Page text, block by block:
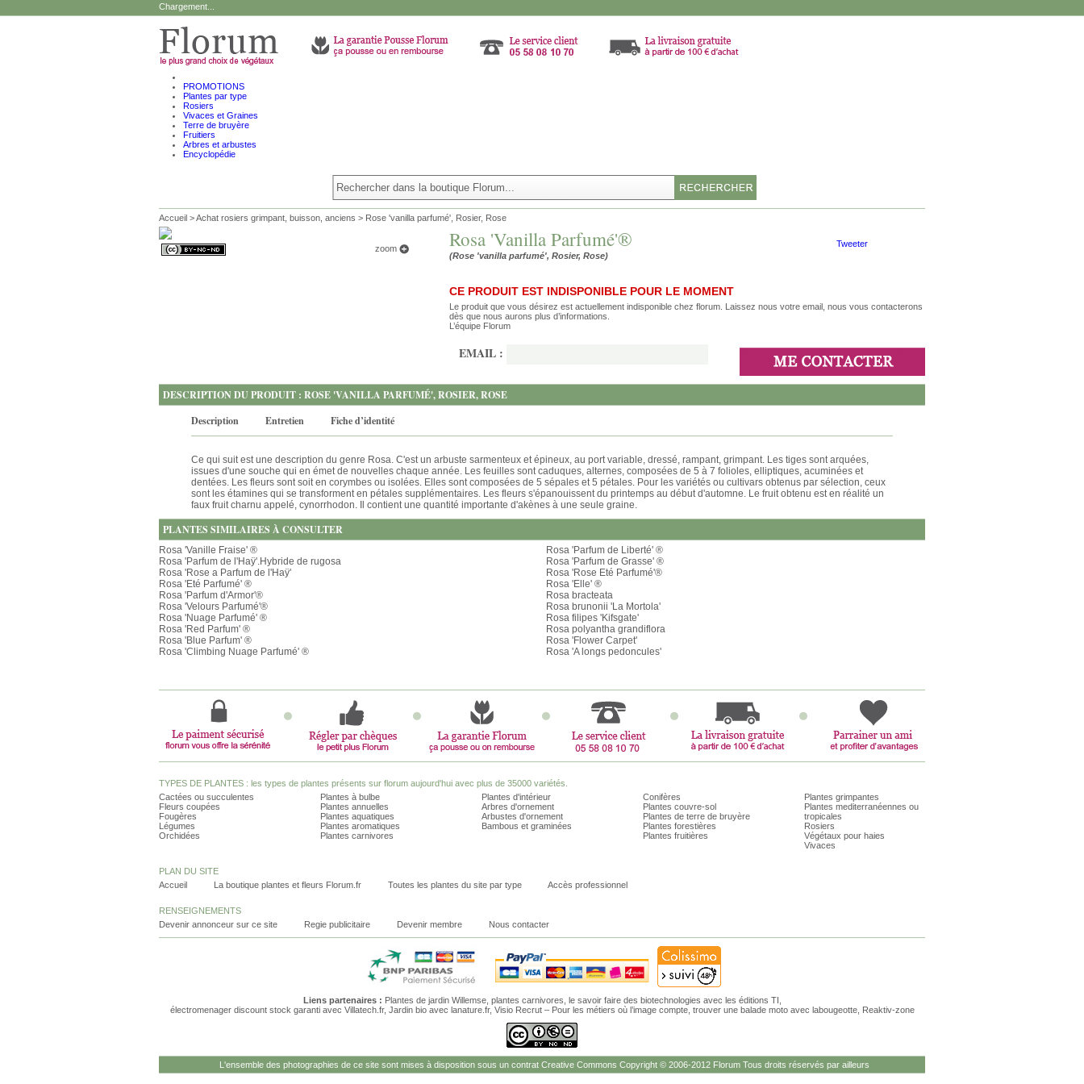
Chargement...
PROMOTIONS
Plantes par type
Rosiers
Vivaces et Graines
Terre de bruyère
Fruitiers
Arbres et arbustes
Encyclopédie
Accueil >Achat rosiers grimpant, buisson, anciens > Rose 'vanilla parfumé', Rosier, Rose
zoom Rosa 'Vanilla Parfumé'®
(Rose 'vanilla parfumé', Rosier, Rose)
Tweeter
CE PRODUIT EST INDISPONIBLE POUR LE MOMENT
Le produit que vous désirez est actuellement indisponible chez florum. Laissez nous votre email, nous vous contacterons
dès que nous aurons plus d’informations.
L’équipe Florum
EMAIL :
DESCRIPTION DU PRODUIT : ROSE 'VANILLA PARFUMÉ', ROSIER, ROSE
Description
Entretien Fiche d’identité
Ce qui suit est une description du genre Rosa. C'est un arbuste sarmenteux et épineux, au port variable, dressé, rampant, grimpant. Les tiges sont arquées,
issues d'une souche qui en émet de nouvelles chaque année. Les feuilles sont caduques, alternes, composées de 5 à 7 folioles, elliptiques, acuminées et
dentées. Les fleurs sont soit en corymbes ou isolées. Elles sont composées de 5 sépales et 5 pétales. Pour les variétés ou cultivars obtenus par sélection, ceux
sont les étamines qui se transforment en pétales supplémentaires. Les fleurs s'épanouissent du printemps au début d'automne. Le fruit obtenu est en réalité un
faux fruit charnu appelé, cynorrhodon. Il contient une quantité importante d'akènes à une seule graine.
PLANTES SIMILAIRES À CONSULTER
Rosa 'Vanille Fraise' ®
Rosa 'Parfum de l'Haÿ'.Hybride de rugosa
Rosa 'Rose a Parfum de l'Haÿ'
Rosa 'Eté Parfumé' ®
Rosa 'Parfum d'Armor'®
Rosa 'Velours Parfumé'®
Rosa 'Nuage Parfumé' ®
Rosa 'Red Parfum' ®
Rosa 'Blue Parfum' ®
Rosa 'Climbing Nuage Parfumé' ®
Rosa 'Parfum de Liberté' ®
Rosa 'Parfum de Grasse' ®
Rosa 'Rose Eté Parfumé'®
Rosa 'Elle' ®
Rosa bracteata
Rosa brunonii 'La Mortola'
Rosa filipes 'Kifsgate'
Rosa polyantha grandiflora
Rosa 'Flower Carpet'
Rosa 'A longs pedoncules'
TYPES DE PLANTES : les types de plantes présents sur florum aujourd'hui avec plus de 35000 variétés.
Cactées ou succulentes
Fleurs coupées
Fougères
Légumes
Orchidées
Plantes à bulbe
Plantes annuelles
Plantes aquatiques
Plantes aromatiques
Plantes carnivores
Plantes d'intérieur
Arbres d'ornement
Arbustes d'ornement
Bambous et graminées
Conifères
Plantes couvre-sol
Plantes de terre de bruyère
Plantes forestières
Plantes fruitières
Plantes grimpantes
Plantes mediterranéennes ou
tropicales
Rosiers
Végétaux pour haies
Vivaces
PLAN DU SITE
Accueil
La boutique plantes et fleurs Florum.fr Toutes les plantes du site par type Accès professionnel
RENSEIGNEMENTS
Devenir annonceur sur ce site
Regie publicitaire Devenir membre Nous contacter
Liens partenaires : Plantes de jardin Willemse, plantes carnivores le savoir faire des biotechnologies avec les éditions TI,
électromenager discount stock garantiavec Villatech.fr, Jardin bioavec lanature.fr, Visio Recrut – Pour les métiers où l’image compte, trouver une balade motoavec labougeotte, Reaktiv-zone
L'ensemble des photographies de ce site sont mises à disposition sous un contrat Creative Commons Copyright © 2006-2012 Florum Tous droits réservés par ailleurs